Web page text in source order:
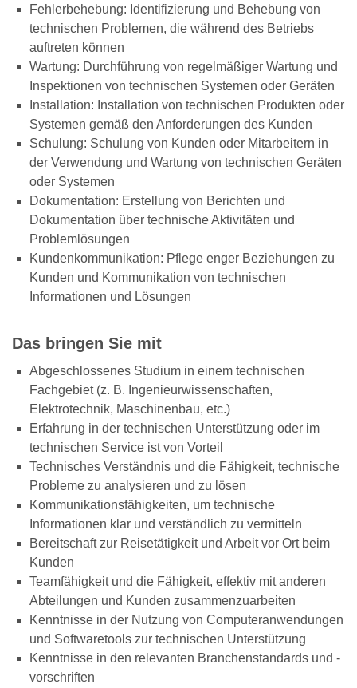
Fehlerbehebung: Identifizierung und Behebung von
technischen Problemen, die während des Betriebs
auftreten können
Wartung: Durchführung von regelmäßiger Wartung und
Inspektionen von technischen Systemen oder Geräten
Installation: Installation von technischen Produkten oder
Systemen gemäß den Anforderungen des Kunden
Schulung: Schulung von Kunden oder Mitarbeitern in
der Verwendung und Wartung von technischen Geräten
oder Systemen
Dokumentation: Erstellung von Berichten und
Dokumentation über technische Aktivitäten und
Problemlösungen
Kundenkommunikation: Pflege enger Beziehungen zu
Kunden und Kommunikation von technischen
Informationen und Lösungen
Das bringen Sie mit
Abgeschlossenes Studium in einem technischen
Fachgebiet (z. B. Ingenieurwissenschaften,
Elektrotechnik, Maschinenbau, etc.)
Erfahrung in der technischen Unterstützung oder im
technischen Service ist von Vorteil
Technisches Verständnis und die Fähigkeit, technische
Probleme zu analysieren und zu lösen
Kommunikationsfähigkeiten, um technische
Informationen klar und verständlich zu vermitteln
Bereitschaft zur Reisetätigkeit und Arbeit vor Ort beim
Kunden
Teamfähigkeit und die Fähigkeit, effektiv mit anderen
Abteilungen und Kunden zusammenzuarbeiten
Kenntnisse in der Nutzung von Computeranwendungen
und Softwaretools zur technischen Unterstützung
Kenntnisse in den relevanten Branchenstandards und -
vorschriften